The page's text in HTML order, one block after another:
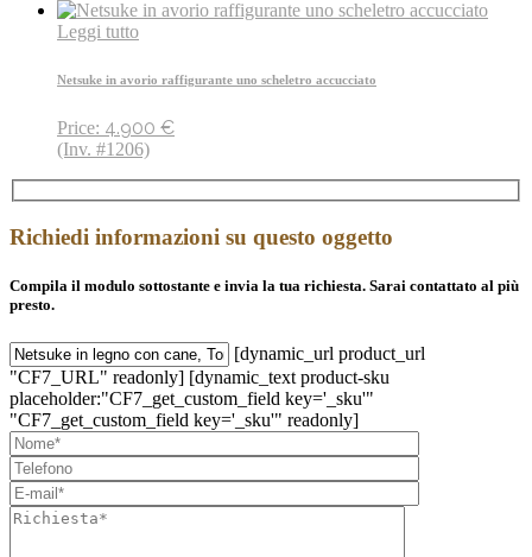
Leggi tutto
Netsuke in avorio raffigurante uno scheletro accucciato
Price: 4.900 €
(Inv. #1206)
Richiedi informazioni su questo oggetto
Compila il modulo sottostante e invia la tua richiesta. Sarai contattato al più
presto.
[dynamic_url product_url
"CF7_URL" readonly] [dynamic_text product-sku
placeholder:"CF7_get_custom_field key='_sku'"
"CF7_get_custom_field key='_sku'" readonly]